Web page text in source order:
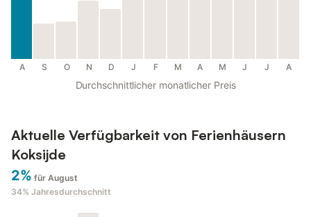
A S O N D J F M A M J J A
Durchschnittlicher monatlicher Preis
Aktuelle Verfügbarkeit von Ferienhäusern
Koksijde
2% für August
34% Jahresdurchschnitt